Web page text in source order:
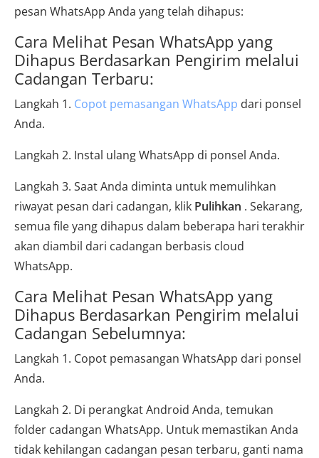
pesan WhatsApp Anda yang telah dihapus:
Cara Melihat Pesan WhatsApp yang
Dihapus Berdasarkan Pengirim melalui
Cadangan Terbaru:
Langkah 1. Copot pemasangan WhatsApp dari ponsel
Anda.
Langkah 2. Instal ulang WhatsApp di ponsel Anda.
Langkah 3. Saat Anda diminta untuk memulihkan
riwayat pesan dari cadangan, klik Pulihkan . Sekarang,
semua file yang dihapus dalam beberapa hari terakhir
akan diambil dari cadangan berbasis cloud
WhatsApp.
Cara Melihat Pesan WhatsApp yang
Dihapus Berdasarkan Pengirim melalui
Cadangan Sebelumnya:
Langkah 1. Copot pemasangan WhatsApp dari ponsel
Anda.
Langkah 2. Di perangkat Android Anda, temukan
folder cadangan WhatsApp. Untuk memastikan Anda
tidak kehilangan cadangan pesan terbaru, ganti nama